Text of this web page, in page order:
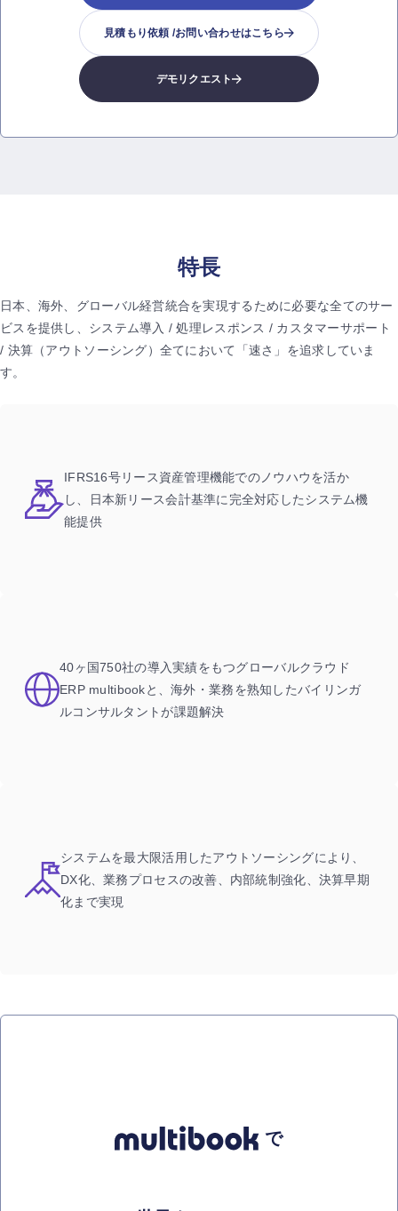
見積もり依頼 /お問い合わせはこちら
デモリクエスト
特長
日本、海外、グローバル経営統合を実現するために必要な全てのサー
ビスを提供し、 システム導入 / 処理レスポンス / カスタマーサポート
/ 決算（アウトソーシング） 全てにおいて「速さ」を追求していま
す。
IFRS16号リース資産管理機能でのノウハウを活か
し、日本新リース会計基準に完全対応したシステム機
能提供
40ヶ国750社の導入実績をもつグローバルクラウド
ERP multibookと、海外・業務を熟知したバイリンガ
ルコンサルタントが課題解決
システムを最大限活用したアウトソーシングにより、
DX化、業務プロセスの改善、内部統制強化、決算早期
化まで実現
で